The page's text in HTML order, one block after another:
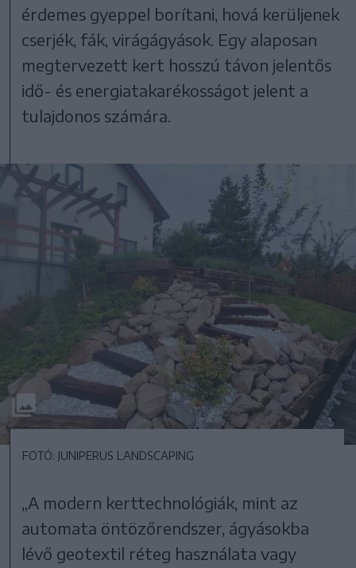
érdemes gyeppel borítani, hová kerüljenek
cserjék, fák, virágágyások. Egy alaposan
megtervezett kert hosszú távon jelentős
idő- és energiatakarékosságot jelent a
tulajdonos számára.
FOTÓ: JUNIPERUS LANDSCAPING
„A modern kerttechnológiák, mint az
automata öntözőrendszer, ágyásokba
lévő geotextil réteg használata vagy